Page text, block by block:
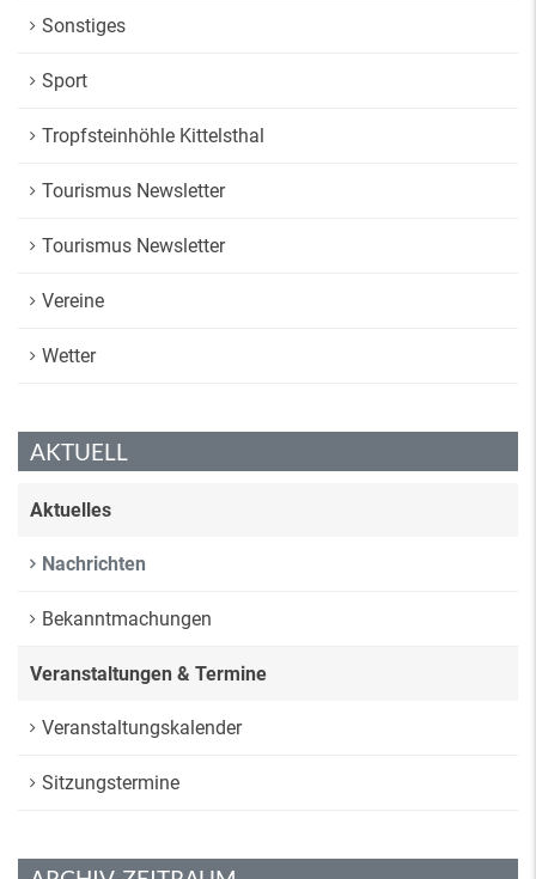
Sonstiges
Sport
Tropfsteinhöhle Kittelsthal
Tourismus Newsletter
Tourismus Newsletter
Vereine
Wetter
AKTUELL
Aktuelles
Nachrichten
Bekanntmachungen
Veranstaltungen & Termine
Veranstaltungskalender
Sitzungstermine